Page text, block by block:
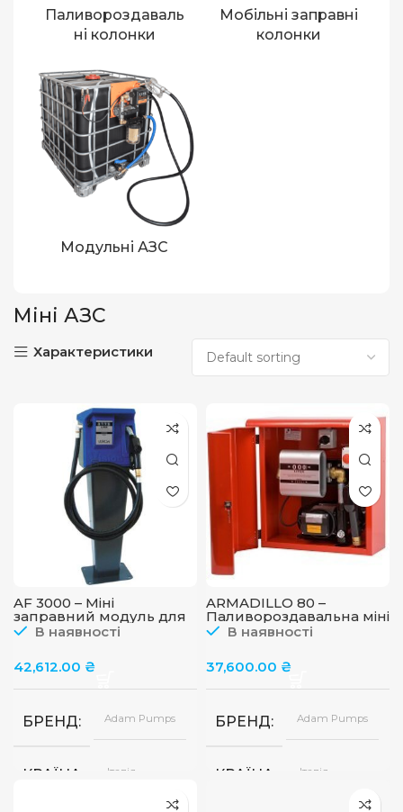
Паливороздаваль
ні колонки
Мобільні заправні
колонки
Модульні АЗС
Міні АЗС
Характеристики
AF 3000 – Міні
заправний модуль для
дп на п’єдесталі, 80 л/хв
В наявності
42,612.00 ₴
БРЕНД Adam Pumps
КРАЇНА Італія
ARMADILLO 80 –
Паливороздавальна міні
заправка для
220В, 80 л/хв
В наявності
37,600.00 ₴
БРЕНД Adam Pumps
КРАЇНА Італія